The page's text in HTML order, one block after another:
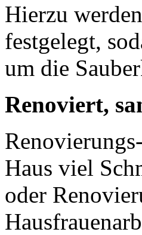
Hierzu
festgelegt,
um die
Renoviert,
Haus viel
oder